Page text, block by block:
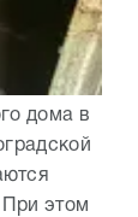
дома в
этом